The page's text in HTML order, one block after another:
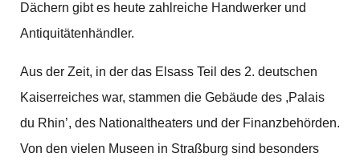
Dächern gibt es heute zahlreiche Handwerker und
Antiquitätenhändler.
Aus der Zeit, in der das Elsass Teil des 2. deutschen
Kaiserreiches war, stammen die Gebäude des ,Palais
du Rhin’, des Nationaltheaters und der Finanzbehörden.
Von den vielen Museen in Straßburg sind besonders